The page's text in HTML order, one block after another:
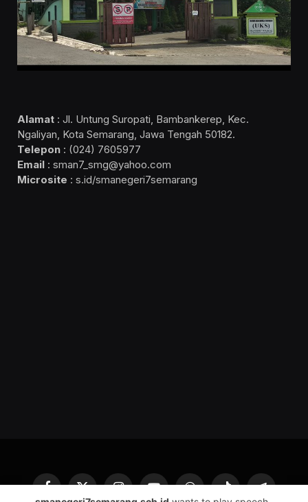
Alamat : Jl. Untung Suropati, Bambankerep, Kec.
Ngaliyan, Kota Semarang, Jawa Tengah 50182.
Telepon : (024) 7605977
Email : sman7_smg@yahoo.com
Microsite : s.id/smanegeri7semarang